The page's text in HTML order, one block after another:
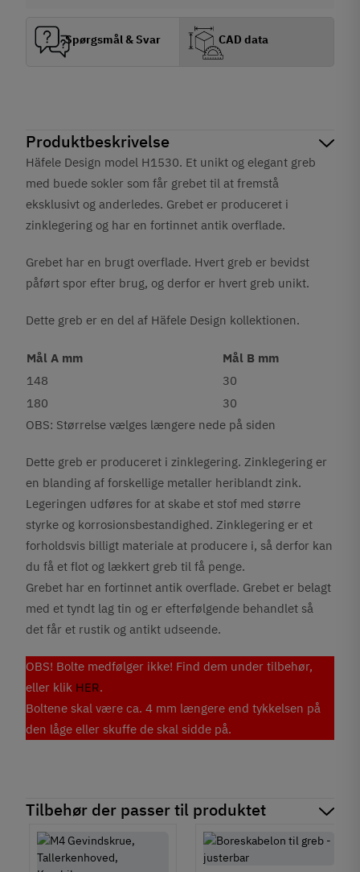
Produktbeskrivelse
Häfele Design model H1530. Et unikt og elegant greb
med buede sokler som får grebet til at fremstå
eksklusivt og anderledes. Grebet er produceret i
zinklegering og har en fortinnet antik overflade.
Grebet har en brugt overflade. Hvert greb er bevidst
påført spor efter brug, og derfor er hvert greb unikt.
Dette greb er en del af Häfele Design kollektionen.
Mål A mm
Mål B mm
148
30
180
30
OBS: Størrelse vælges længere nede på siden
Dette greb er produceret i zinklegering. Zinklegering er
en blanding af forskellige metaller heriblandt zink.
Legeringen udføres for at skabe et stof med større
styrke og korrosionsbestandighed. Zinklegering er et
forholdsvis billigt materiale at producere i, så derfor kan
du få et flot og lækkert greb til få penge.
Grebet har en fortinnet antik overflade. Grebet er belagt
med et tyndt lag tin og er efterfølgende behandlet så
det får et rustik og antikt udseende.
OBS! Bolte medfølger ikke! Find dem under tilbehør,
eller klik HER.
Boltene skal være ca. 4 mm længere end tykkelsen på
den låge eller skuffe de skal sidde på.
Tilbehør der passer til produktet
Spørgsmål & Svar CAD data